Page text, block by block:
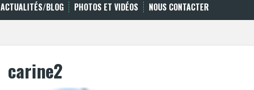
ACTUALITÉS/BLOG PHOTOS ET VIDÉOS NOUS CONTACTER
carine2